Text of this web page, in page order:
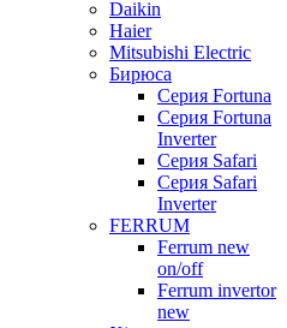
Daikin
Haier
Mitsubishi Electric
Бирюса
Серия Fortuna
Серия Fortuna
Inverter
Серия Safari
Серия Safari
Inverter
FERRUM
Ferrum new
on/off
Ferrum invertor
new